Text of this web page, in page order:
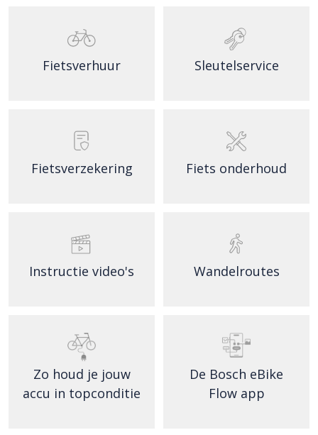
Fietsverhuur Sleutelservice
Fietsverzekering Fiets onderhoud
Instructie video's Wandelroutes
Zo houd je jouw
accu in topconditie
De Bosch eBike
Flow app